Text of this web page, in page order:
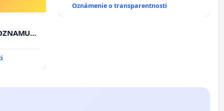
Oznámenie o transparentnosti